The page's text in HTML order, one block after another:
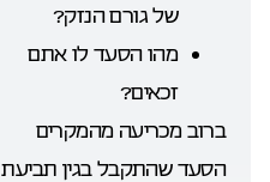
של גורם הנזק?
מהו הסעד לו אתם
זכאים?
ברוב מכריעה מהמקרים
הסעד שהתקבל בגין תביעת